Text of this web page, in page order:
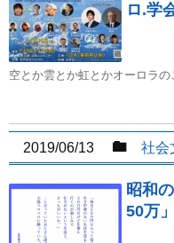
ロ.学
空とか雲とか虹とかオーロラの
2019/06/13 社会
昭和
50万